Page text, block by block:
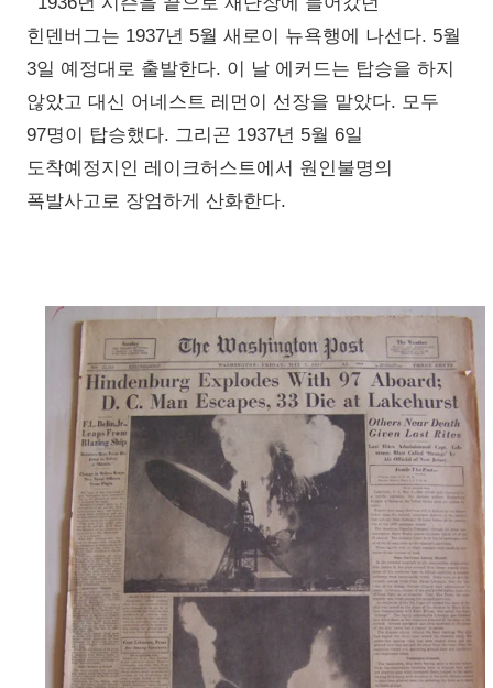
힌덴버그는 1937년 5월 새로이 뉴욕행에 나선다. 5월
3일 예정대로 출발한다. 이 날 에커드는 탑승을 하지
않았고 대신 어네스트 레먼이 선장을 맡았다. 모두
97명이 탑승했다. 그리곤 1937년 5월 6일
도착예정지인 레이크허스트에서 원인불명의
폭발사고로 장엄하게 산화한다.